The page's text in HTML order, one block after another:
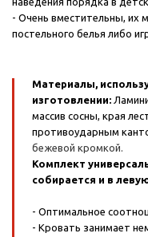
- Очень вместительны, их
постельного белья либо
Материалы,
изготовлении:
массив сосны, края
противоударным
бежевой кромкой.
Комплект
собирается и в
- Оптимальное
- Кровать занимает